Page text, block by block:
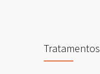
Tratamentos